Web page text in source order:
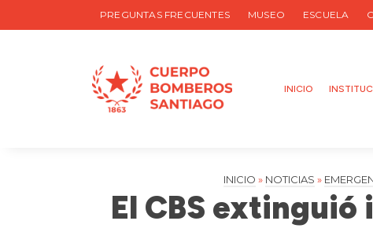
PREGUNTAS FRECUENTES MUSEO ESCUELA
INICIO
INICIO » NOTICIAS »
El CBS